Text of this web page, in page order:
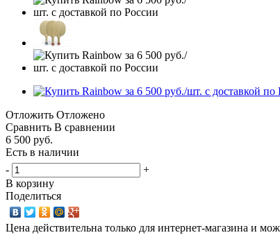
Отложить Отложено
Сравнить В сравнении
6 500 руб.
Есть в наличии
-
+
В корзину
Поделиться
Цена действительна только для интернет-магазина и